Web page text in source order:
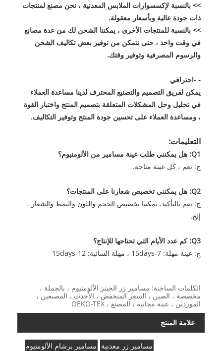
>> بالنسبة لإكسسوارات الملابس المعدنية ، نحن مصنع لمنتجات
ذات جودة عالية وبأسعار معقولة.
>> بالنسبة للمنتجات الأخرى ، يمكننا الشحن لك من عدة مصانع
في وقت واحد ، حتى تتمكن من توفير بعض تكاليف الشحن
والرسوم المصرفية وتوفير وقتك.
- -احترافي
يمكن لفريق التصميم والتصنيع المحترف لدينا مساعدة العملاء
في تحليل وحل المشكلات المتعلقة بتصميم المنتج واختبار القوة
، ومساعدة العملاء على تحسين جودة المنتج وتوفير التكاليف.
التعليمات:
Q1: هل يمكنني طلب عينة مسامير من الألومنيوم؟
ج: نعم ، كل عينة متاحة.
Q2: هل يمكنني تخصيص شعارنا على المنتجات؟
ج: نعم بالتأكيد. يمكننا تخصيص الحجم واللون والنمط والشعار ،
إلخ.
Q3: كم عدد الأيام التي تحتاجها للإنتاج؟
ج: عينة مهلة: 7-15days ، مهلة السائبة: 12-15days
الكلمات الساخنة: مسامير زر الجينز الألومنيوم ، بالجملة ،
مخصصة ، الصين ، السعر المنخفض ، الأحدث ، المصنعين ،
الموردين ، عينة مجانية ، المصنع ، OEKO-TEX
علامة المنتج
مسامير برشام الألومنيوم مسامير زر معدنية